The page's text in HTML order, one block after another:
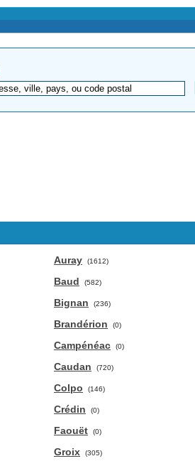
Auray (1612)
Baud (582)
Bignan (236)
Brandérion (0)
Campénéac (0)
Caudan (720)
Colpo (146)
Crédin (0)
Faouët (0)
Groix (305)